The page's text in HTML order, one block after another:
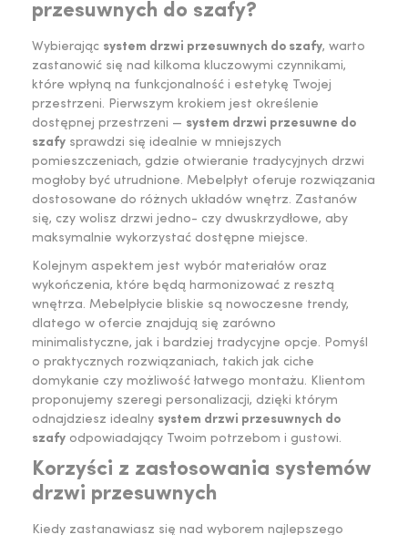
przesuwnych do szafy?
Wybierając system drzwi przesuwnych do szafy, warto
zastanowić się nad kilkoma kluczowymi czynnikami,
które wpłyną na funkcjonalność i estetykę Twojej
przestrzeni. Pierwszym krokiem jest określenie
dostępnej przestrzeni — system drzwi przesuwne do
szafy sprawdzi się idealnie w mniejszych
pomieszczeniach, gdzie otwieranie tradycyjnych drzwi
mogłoby być utrudnione. Mebelpłyt oferuje rozwiązania
dostosowane do różnych układów wnętrz. Zastanów
się, czy wolisz drzwi jedno- czy dwuskrzydłowe, aby
maksymalnie wykorzystać dostępne miejsce.
Kolejnym aspektem jest wybór materiałów oraz
wykończenia, które będą harmonizować z resztą
wnętrza. Mebelpłycie bliskie są nowoczesne trendy,
dlatego w ofercie znajdują się zarówno
minimalistyczne, jak i bardziej tradycyjne opcje. Pomyśl
o praktycznych rozwiązaniach, takich jak ciche
domykanie czy możliwość łatwego montażu. Klientom
proponujemy szeregi personalizacji, dzięki którym
odnajdziesz idealny system drzwi przesuwnych do
szafy odpowiadający Twoim potrzebom i gustowi.
Korzyści z zastosowania systemów
drzwi przesuwnych
Kiedy zastanawiasz się nad wyborem najlepszego